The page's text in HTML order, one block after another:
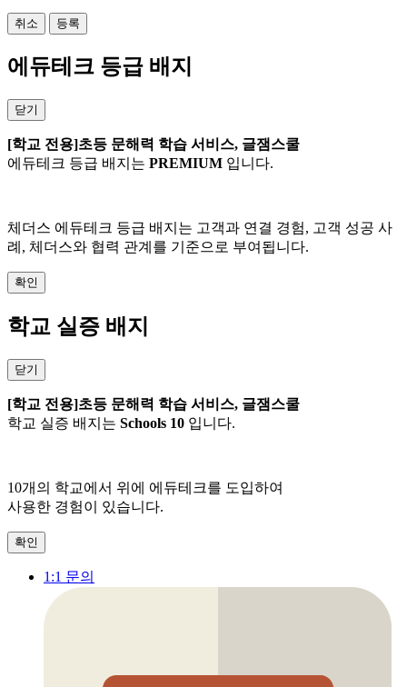
취소 등록
에듀테크 등급 배지
닫기
[학교 전용]초등 문해력 학습 서비스, 글잼스쿨
에듀테크 등급 배지는 PREMIUM 입니다.
체더스 에듀테크 등급 배지는 고객과 연결 경험, 고객 성공 사
례, 체더스와 협력 관계를 기준으로 부여됩니다.
확인
학교 실증 배지
닫기
[학교 전용]초등 문해력 학습 서비스, 글잼스쿨
학교 실증 배지는 Schools 10 입니다.
10개 의 학교에서 위에 에듀테크를 도입하여
사용한 경험이 있습니다.
확인
1:1 문의